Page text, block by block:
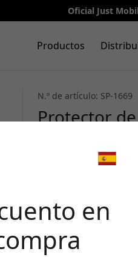
Oficial Just
Productos
N.º de artículo: SP-1669
Protector
Xkin para
acabado
en